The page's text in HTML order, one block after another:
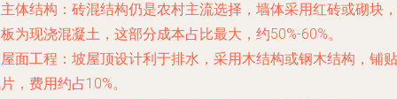
体结构：砖混结构仍是农村主流选择，墙体采用红砖或砌块，
为现浇混凝土，这部分成本占比最大，约50%-60%。
面工程：坡屋顶设计利于排水，采用木结构或钢木结构，铺贴
，费用约占10%。